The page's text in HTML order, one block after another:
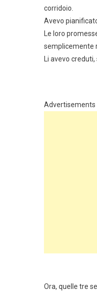
corridoio.
Avevo
Le loro
semplicemente
Li avevo creduti,
Advertisements
Ora, quelle tre